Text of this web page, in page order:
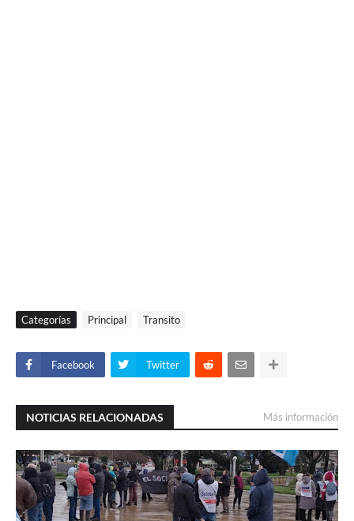
Categorías Principal Transito
Facebook Twitter
NOTICIAS RELACIONADAS Más información